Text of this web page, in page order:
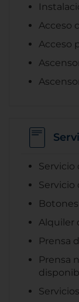
Acceso
Acceso
Servicio
Servicio
Botones
Alquiler
Prensa
Prensa